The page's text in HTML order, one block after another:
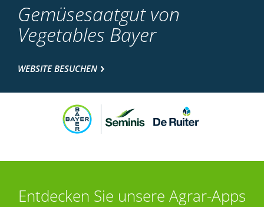
Gemüsesaatgut von
Vegetables Bayer
WEBSITE BESUCHEN
Entdecken Sie unsere Agrar-Apps